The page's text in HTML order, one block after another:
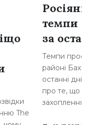
The
темпи
за
Темпи
районі
останні
про те, що
захоплення